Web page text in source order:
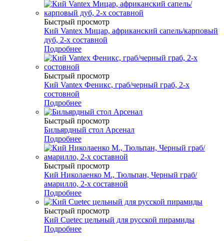
Быстрый просмотр
Кий Vantex Мицар, африканский сапель/карповый
дуб, 2-х составной
Подробнее
Быстрый просмотр
Кий Vantex Феникс, граб/черный граб, 2-х
состовной
Подробнее
Быстрый просмотр
Бильярдный стол Арсенал
Подробнее
Быстрый просмотр
Кий Николаенко М., Тюльпан, Черный граб/
амарилло, 2-х составной
Подробнее
Быстрый просмотр
Кий Cuetec цельный для русской пирамиды
Подробнее